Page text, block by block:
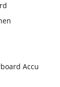
Accu